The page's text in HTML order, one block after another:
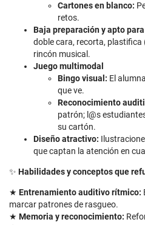
Cartones en blanco:
retos.
Baja preparación y apto
doble cara, recorta,
rincón musical.
Juego multimodal
Bingo visual: El
que ve.
Reconocimiento
patrón; l@s
su cartón.
Diseño atractivo:
que captan la atención en
✨ Habilidades y conceptos que
★ Entrenamiento auditivo rítmico:
marcar patrones de rasgueo.
★ Memoria y reconocimiento: